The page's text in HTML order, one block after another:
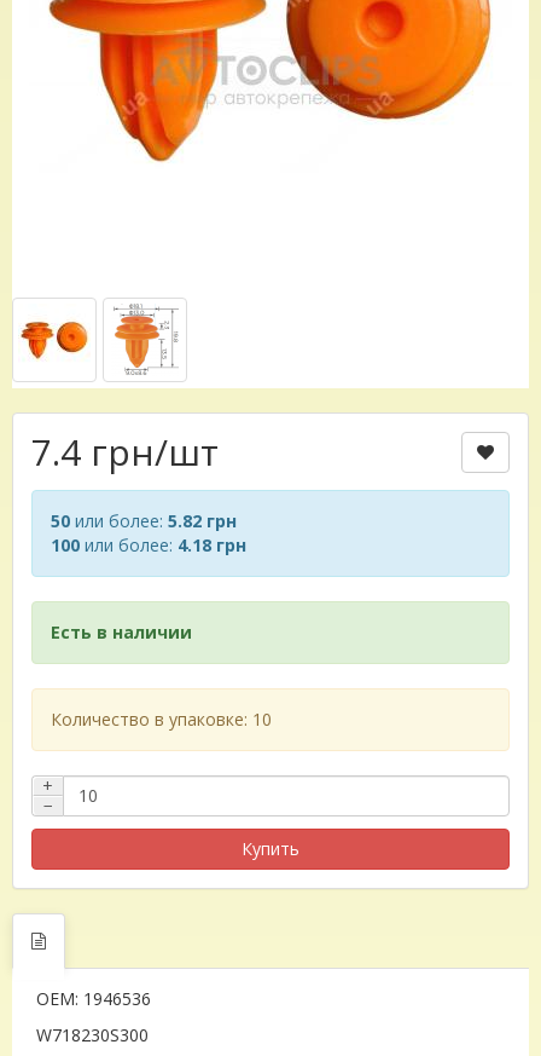
7.4 грн/шт
50 или более: 5.82 грн
100 или более: 4.18 грн
Есть в наличии
Количество в упаковке: 10
+
−
Купить
OEM: 1946536
W718230S300